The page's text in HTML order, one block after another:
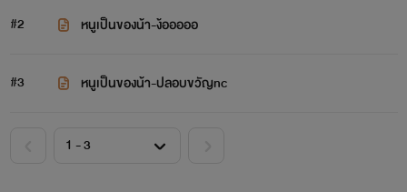
#2 หนูเป็นของน้า-ง้อออออ
#3 หนูเป็นของน้า-ปลอบขวัญnc